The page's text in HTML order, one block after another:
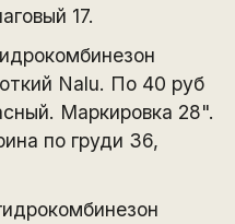
17.
Nalu. По 40 руб
Маркировка 28".
по груди 36,